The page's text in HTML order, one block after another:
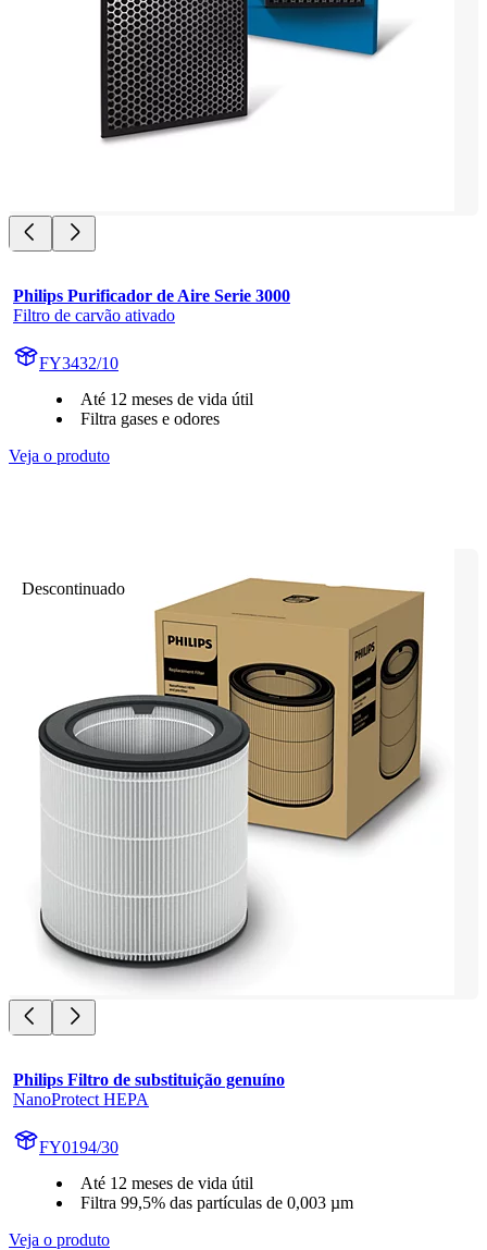
Philips Purificador de Aire Serie 3000
Filtro de carvão ativado
FY3432/10
Até 12 meses de vida útil
Filtra gases e odores
Veja o produto
Descontinuado
Philips Filtro de substituição genuíno
NanoProtect HEPA
FY0194/30
Até 12 meses de vida útil
Filtra 99,5% das partículas de 0,003 µm
Veja o produto